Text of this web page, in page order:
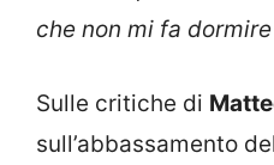
che non mi fa
Sulle critiche di
sull’abbassamento